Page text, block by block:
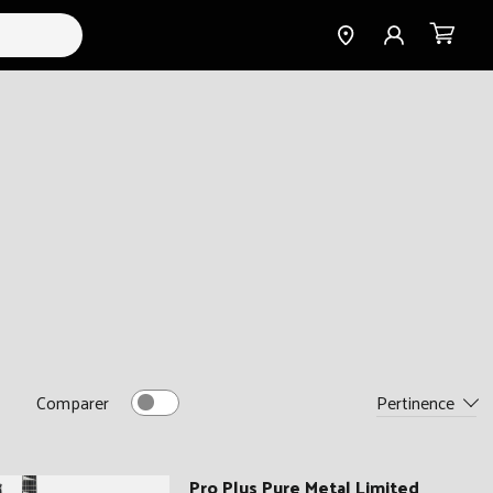
Find a
Dealer
ConnexionPanier
Comparer Pertinence